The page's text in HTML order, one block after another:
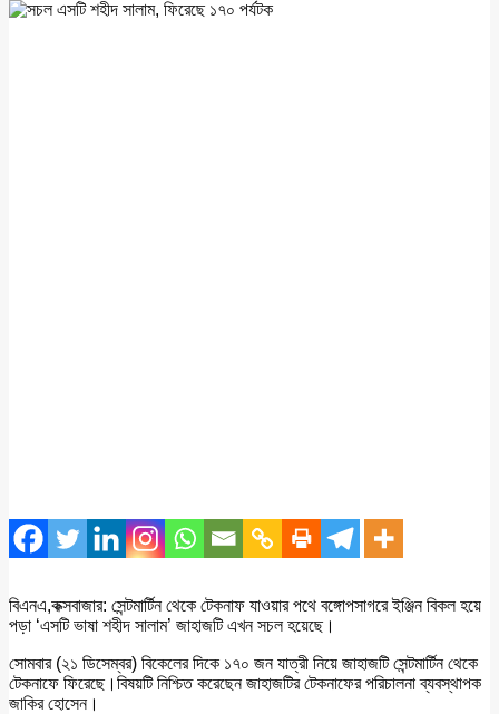
বিএনএ,কক্সবাজার: সেন্টমার্টিন থেকে টেকনাফ যাওয়ার পথে বঙ্গোপসাগরে ইঞ্জিন বিকল হয়ে
পড়া ‘এসটি ভাষা শহীদ সালাম’ জাহাজটি এখন সচল হয়েছে।
সোমবার (২১ ডিসেম্বর) বিকেলের দিকে ১৭০ জন যাত্রী নিয়ে জাহাজটি সেন্টমার্টিন থেকে
টেকনাফে ফিরেছে।বিষয়টি নিশ্চিত করেছেন জাহাজটির টেকনাফের পরিচালনা ব্যবস্থাপক
জাকির হোসেন।